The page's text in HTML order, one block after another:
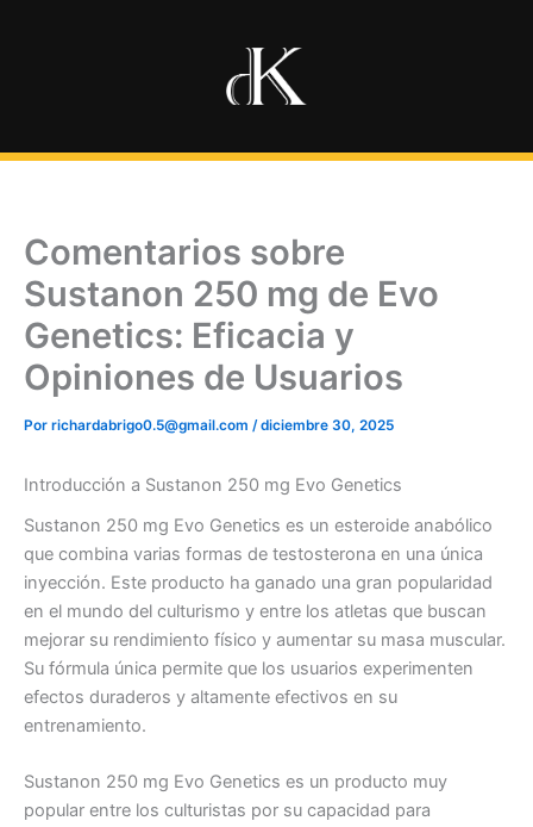
Comentarios sobre
Sustanon 250 mg de Evo
Genetics: Eficacia y
Opiniones de Usuarios
Por richardabrigo0.5@gmail.com /diciembre 30, 2025
Introducción a Sustanon 250 mg Evo Genetics
Sustanon 250 mg Evo Genetics es un esteroide anabólico
que combina varias formas de testosterona en una única
inyección. Este producto ha ganado una gran popularidad
en el mundo del culturismo y entre los atletas que buscan
mejorar su rendimiento físico y aumentar su masa muscular.
Su fórmula única permite que los usuarios experimenten
efectos duraderos y altamente efectivos en su
entrenamiento.
Sustanon 250 mg Evo Genetics es un producto muy
popular entre los culturistas por su capacidad para